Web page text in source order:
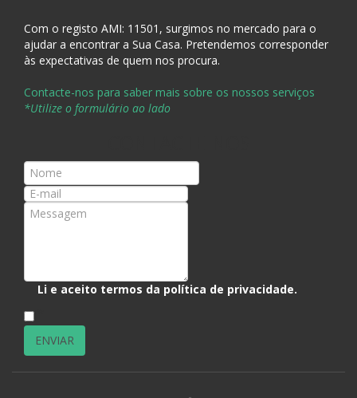
Com o registo AMI: 11501, surgimos no mercado para o
ajudar a encontrar a Sua Casa. Pretendemos corresponder
às expectativas de quem nos procura.
Contacte-nos para saber mais sobre os nossos serviços
*Utilize o formulário ao lado
Li e aceito termos da política de privacidade.